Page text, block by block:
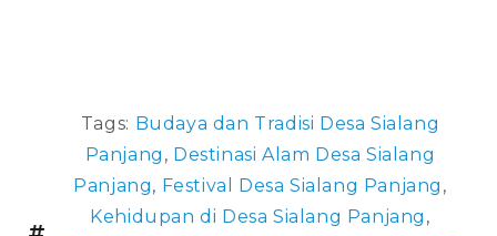
Tags: Budaya dan Tradisi Desa Sialang
Panjang , Destinasi Alam Desa Sialang
Panjang, Festival Desa Sialang Panjang ,
Kehidupan di Desa Sialang Panjang ,